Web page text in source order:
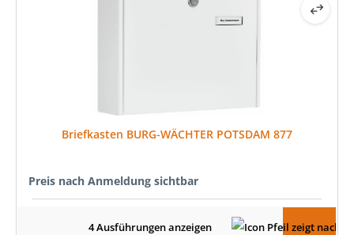
Briefkasten BURG-WÄCHTER POTSDAM 877
Preis nach Anmeldung sichtbar
4 Ausführungen anzeigen